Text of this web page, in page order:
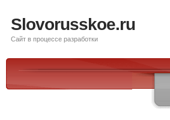
Slovorusskoe.ru
Сайт в процессе разработки